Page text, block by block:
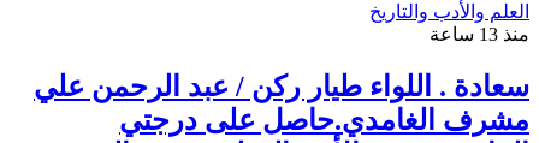
العلم والأدب والتاريخ
منذ 13 ساعة
سعادة . اللواء طيار ركن / عبد الرحمن علي
مشرف الغامدي.حاصل على درجتي